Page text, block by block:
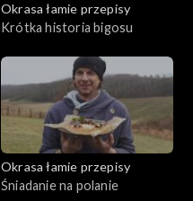
Okrasa łamie przepisy
Krótka historia bigosu
Okrasa łamie przepisy
Śniadanie na polanie